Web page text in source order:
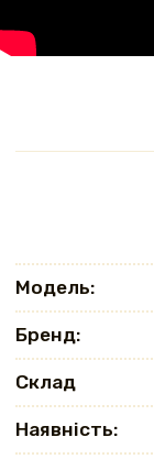
Модель:
Бренд:
Склад
Наявність: